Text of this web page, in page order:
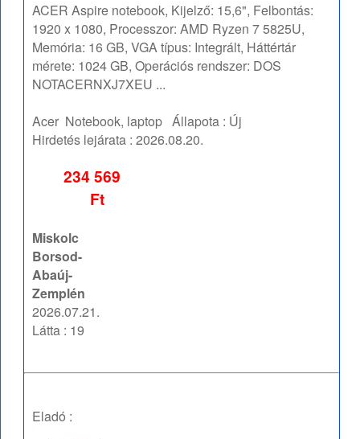
ACER Aspire notebook, Kijelző: 15,6", Felbontás:
1920 x 1080, Processzor: AMD Ryzen 7 5825U,
Memória: 16 GB, VGA típus: Integrált, Háttértár
mérete: 1024 GB, Operációs rendszer: DOS
NOTACERNXJ7XEU ...
Acer Notebook, laptop Állapota : Új
Hirdetés lejárata :2026.08.20.
234 569
Ft
Miskolc
Borsod-
Abaúj-
Zemplén
2026.07.21.
Látta : 19
Eladó :